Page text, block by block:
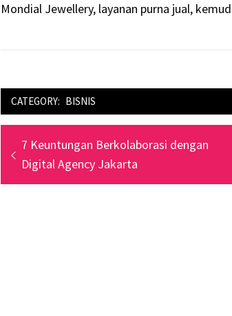
Mondial Jewellery, layanan purna jual,
CATEGORY: BISNIS
Navigasi
pos
Previous
post:
7 Keuntungan Berkolaborasi dengan
Digital Agency Jakarta